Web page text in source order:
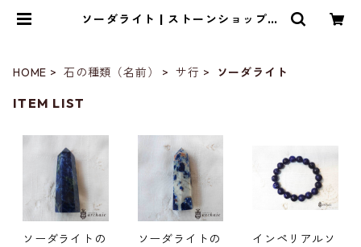
ソーダライト | ストーンショップア
HOME 石の種類（名前） サ行 ソーダライト
ITEM LIST
ソーダライトの
ソーダライトの
インペリアルソ